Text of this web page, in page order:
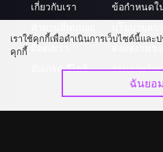
เกี่ยวกับเรา
ติดต่อเรา
อัปเกรด วีไอพี
ข้อกำหนดใ
ส่งผลงานข
ร่วมงานกับเ
เราใช้คุกกี้เพื่อดำเนินการเว็บไซต์นี้และ
คุกกี้
ฉันยอ